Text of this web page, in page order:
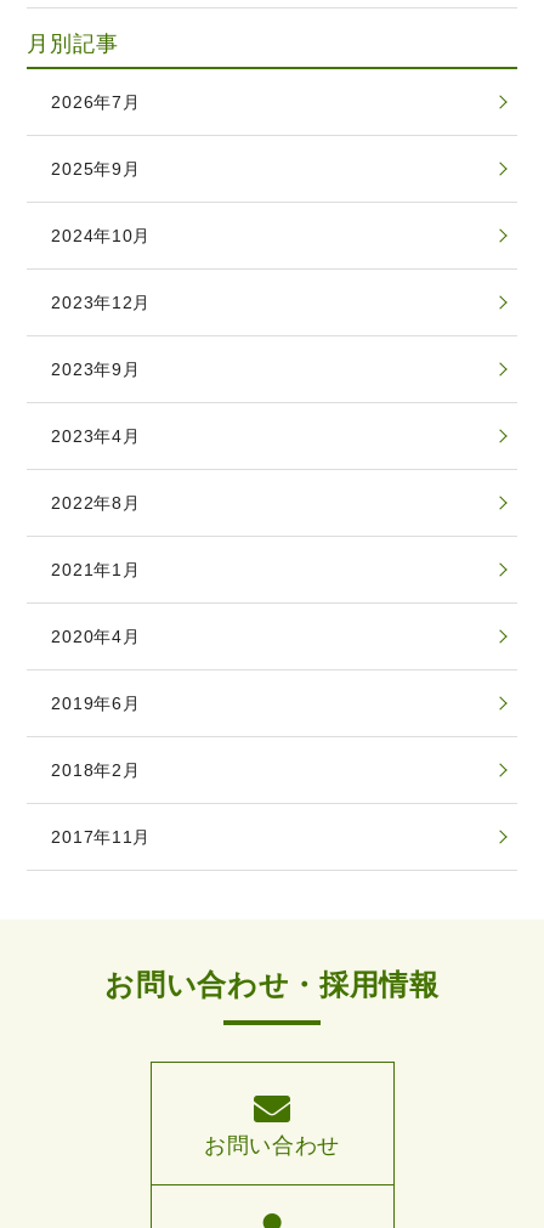
月別記事
2026年7月
2025年9月
2024年10月
2023年12月
2023年9月
2023年4月
2022年8月
2021年1月
2020年4月
2019年6月
2018年2月
2017年11月
お問い合わせ・採用情報
お問い合わせ